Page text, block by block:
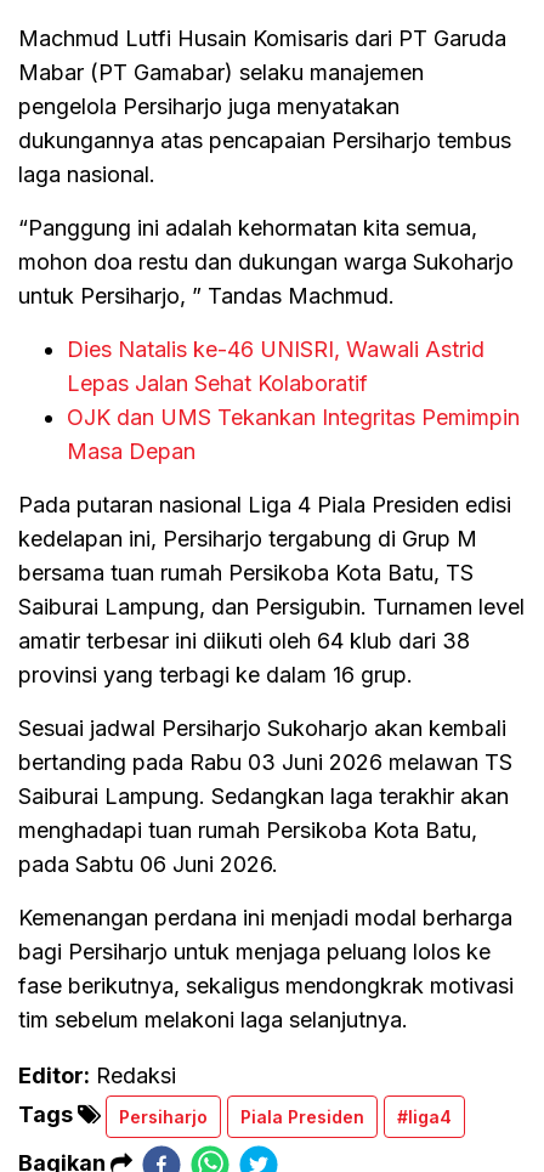
Machmud Lutfi Husain Komisaris dari PT Garuda
Mabar (PT Gamabar) selaku manajemen
pengelola Persiharjo juga menyatakan
dukungannya atas pencapaian Persiharjo tembus
laga nasional.
“Panggung ini adalah kehormatan kita semua,
mohon doa restu dan dukungan warga Sukoharjo
untuk Persiharjo, ” Tandas Machmud.
Dies Natalis ke-46 UNISRI, Wawali Astrid
Lepas Jalan Sehat Kolaboratif
OJK dan UMS Tekankan Integritas Pemimpin
Masa Depan
Pada putaran nasional Liga 4 Piala Presiden edisi
kedelapan ini, Persiharjo tergabung di Grup M
bersama tuan rumah Persikoba Kota Batu, TS
Saiburai Lampung, dan Persigubin. Turnamen level
amatir terbesar ini diikuti oleh 64 klub dari 38
provinsi yang terbagi ke dalam 16 grup.
Sesuai jadwal Persiharjo Sukoharjo akan kembali
bertanding pada Rabu 03 Juni 2026 melawan TS
Saiburai Lampung. Sedangkan laga terakhir akan
menghadapi tuan rumah Persikoba Kota Batu,
pada Sabtu 06 Juni 2026.
Kemenangan perdana ini menjadi modal berharga
bagi Persiharjo untuk menjaga peluang lolos ke
fase berikutnya, sekaligus mendongkrak motivasi
tim sebelum melakoni laga selanjutnya.
Editor: Redaksi
Tags
Persiharjo Piala Presiden #liga4
Bagikan